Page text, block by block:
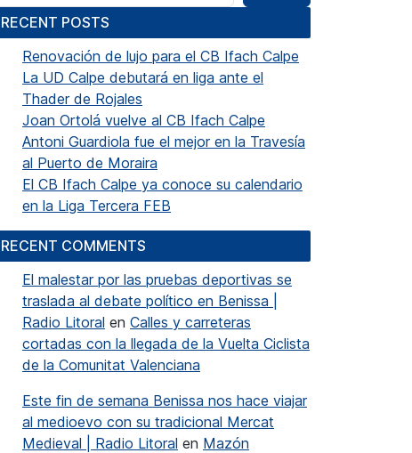
RECENT POSTS
Renovación de lujo para el CB Ifach Calpe
La UD Calpe debutará en liga ante el
Thader de Rojales
Joan Ortolá vuelve al CB Ifach Calpe
Antoni Guardiola fue el mejor en la Travesía
al Puerto de Moraira
El CB Ifach Calpe ya conoce su calendario
en la Liga Tercera FEB
RECENT COMMENTS
El malestar por las pruebas deportivas se
traslada al debate político en Benissa |
Radio Litoral en Calles y carreteras
cortadas con la llegada de la Vuelta Ciclista
de la Comunitat Valenciana
Este fin de semana Benissa nos hace viajar
al medioevo con su tradicional Mercat
Medieval | Radio Litoral en Mazón